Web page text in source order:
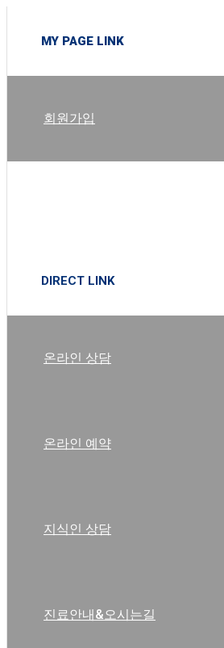
MY PAGE LINK
회원가입
DIRECT LINK
온라인 상담
온라인 예약
지식인 상담
진료안내&오시는길